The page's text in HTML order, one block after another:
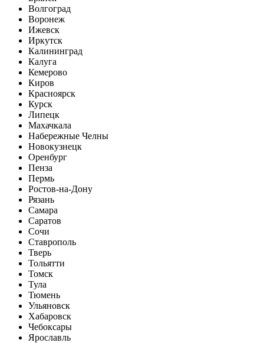
Волгоград
Воронеж
Ижевск
Иркутск
Калининград
Калуга
Кемерово
Киров
Красноярск
Курск
Липецк
Махачкала
Набережные Челны
Новокузнецк
Оренбург
Пенза
Пермь
Ростов-на-Дону
Рязань
Самара
Саратов
Сочи
Ставрополь
Тверь
Тольятти
Томск
Тула
Тюмень
Ульяновск
Хабаровск
Чебоксары
Ярославль